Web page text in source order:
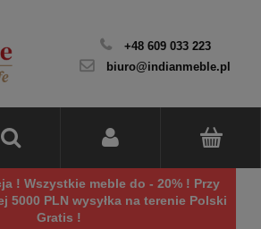
+48 609 033 223
biuro@indianmeble.pl
! Wszystkie meble do - 20% ! Przy
5000 PLN wysyłka na terenie Polski
Gratis !